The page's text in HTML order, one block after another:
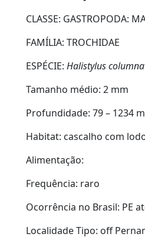
CLASSE: GASTROPODA:
FAMÍLIA: TROCHIDAE
ESPÉCIE: Halistylus columna
Tamanho médio: 2 mm
Profundidade: 79 – 1234 m
Habitat: cascalho com
Alimentação:
Frequência: raro
Ocorrência no Brasil: PE
Localidade Tipo: off